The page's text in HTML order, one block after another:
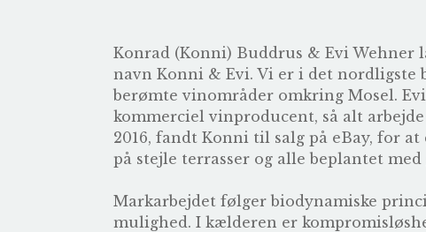
Konrad (Konni) Buddrus & Evi Wehner
navn Konni & Evi. Vi er i det nordligste
berømte vinområder omkring Mosel.
kommerciel vinproducent, så alt
2016, fandt Konni til salg på eBay, for
på stejle terrasser og alle beplantet
Markarbejdet følger biodynamiske
mulighed. I kælderen er